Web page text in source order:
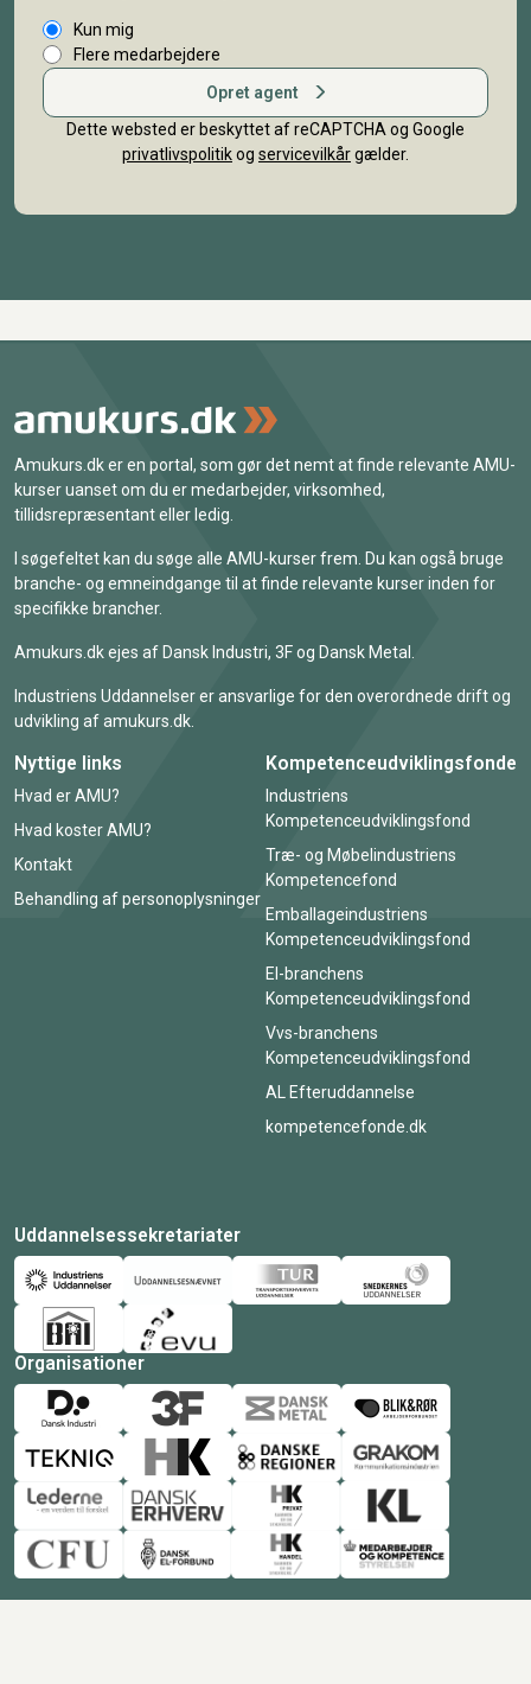
Kun mig
Flere medarbejdere
Opret agent
Dette websted er beskyttet af reCAPTCHA og Google
privatlivspolitikog servicevilkårgælder.
Amukurs.dk er en portal, som gør det nemt at finde relevante AMU-
kurser uanset om du er medarbejder, virksomhed,
tillidsrepræsentant eller ledig.
I søgefeltet kan du søge alle AMU-kurser frem. Du kan også bruge
branche- og emneindgange til at finde relevante kurser inden for
specifikke brancher.
Amukurs.dk ejes af Dansk Industri, 3F og Dansk Metal.
Industriens Uddannelser er ansvarlige for den overordnede drift og
udvikling af amukurs.dk.
Nyttige links
Hvad er AMU?
Hvad koster AMU?
Kontakt
Behandling af personoplysninger
Kompetenceudviklingsfonde
Industriens
Kompetenceudviklingsfond
Træ- og Møbelindustriens
Kompetencefond
Emballageindustriens
Kompetenceudviklingsfond
El-branchens
Kompetenceudviklingsfond
Vvs-branchens
Kompetenceudviklingsfond
AL Efteruddannelse
kompetencefonde.dk
Uddannelsessekretariater
Organisationer